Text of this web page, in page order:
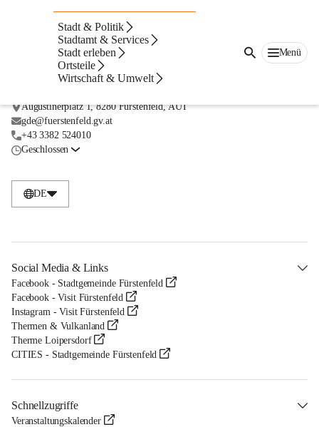
Stadt & Politik
Stadtamt & Services
Stadt erleben
Ortsteile
Wirtschaft & Umwelt
Menü
Augustinerplatz 1, 8280 Fürstenfeld, AUT
gde@fuerstenfeld.gv.at
+43 3382 524010
Geschlossen
DE
Social Media & Links
Facebook - Stadtgemeinde Fürstenfeld
Facebook - Visit Fürstenfeld
Instagram - Visit Fürstenfeld
Thermen & Vulkanland
Therme Loipersdorf
CITIES - Stadtgemeinde Fürstenfeld
Schnellzugriffe
Veranstaltungskalender